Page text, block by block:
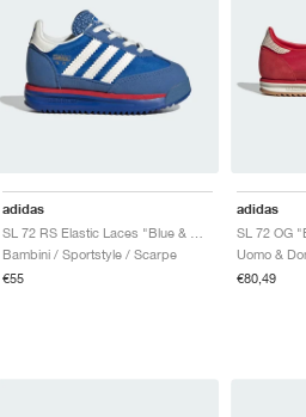
adidas
Bambini / Sportstyle / Scarpe
€55
adidas
€80,49